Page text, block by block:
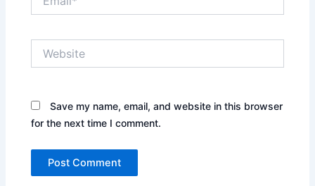
Save my name, email, and website in this browser
for the next time I comment.